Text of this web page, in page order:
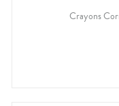
Crayons